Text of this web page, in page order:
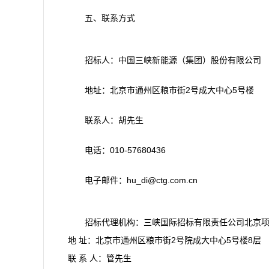
五、联系方式
招标人：中国三峡新能源（集团）股份有限公司
地址：北京市通州区粮市街2号成大中心5号楼
联系人：胡先生
电话：010-57680436
电子邮件：hu_di@ctg.com.cn
招标代理机构：三峡国际招标有限责任公司北京
地 址：北京市通州区粮市街2号院成大中心5号楼8层
联 系 人：管先生